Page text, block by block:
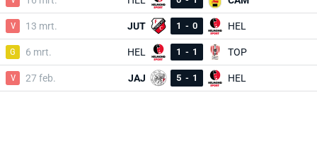
V 13 mrt. JUT 1 - 0 HEL
G 6 mrt. HEL 1 - 1 TOP
V 27 feb. JAJ 5 - 1 HEL